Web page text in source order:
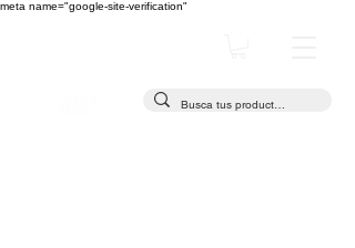
meta name="google-site-verification"